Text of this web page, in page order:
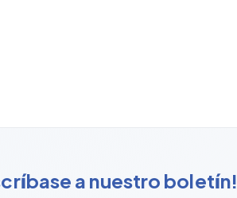
a nuestro boletín!